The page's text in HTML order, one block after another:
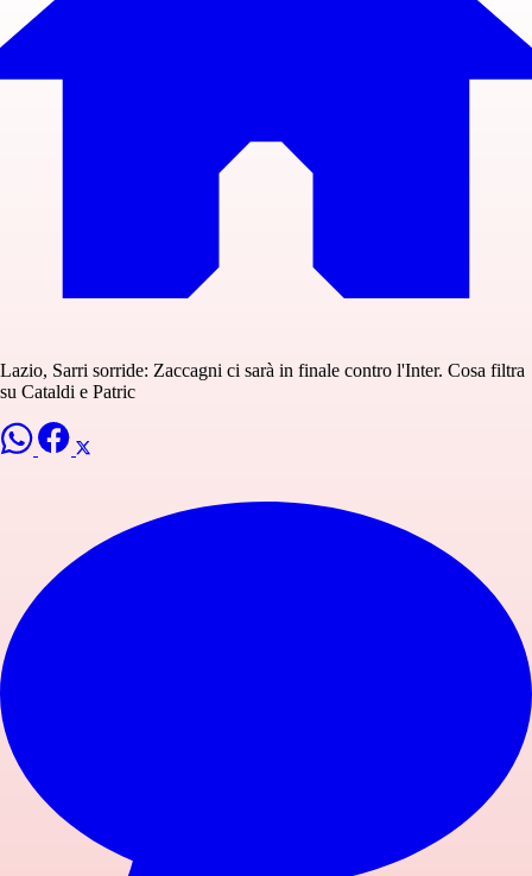
Lazio, Sarri sorride: Zaccagni ci sarà in finale contro l'Inter. Cosa filtra
su Cataldi e Patric